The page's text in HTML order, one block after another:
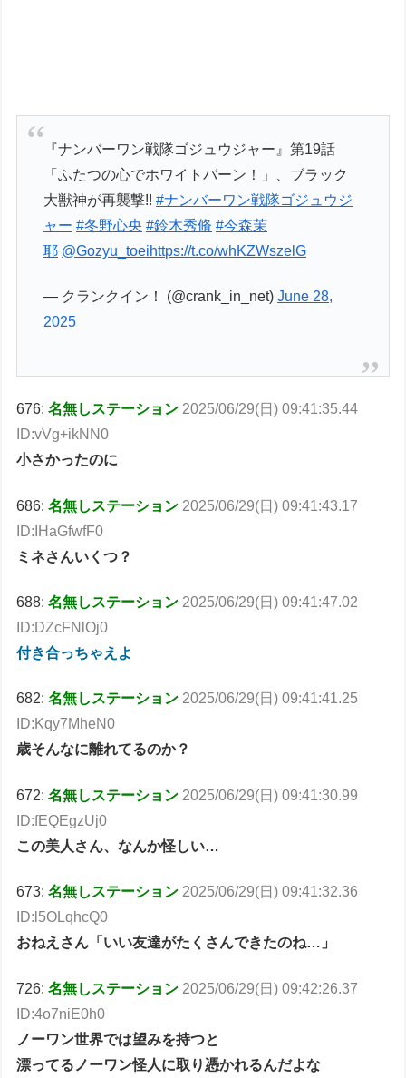
『ナンバーワン戦隊ゴジュウジャー』第19話
「ふたつの心でホワイトバーン！」、ブラック
大獣神が再襲撃!!#ナンバーワン戦隊ゴジュウジ
ャー #冬野心央 #鈴木秀脩 #今森茉
耶 @Gozyu_toeihttps://t.co/whKZWszelG
— クランクイン！ (@crank_in_net)June 28,
2025
676:名無しステーション 2025/06/29(日) 09:41:35.44
ID:vVg+ikNN0
小さかったのに
686:名無しステーション 2025/06/29(日) 09:41:43.17
ID:IHaGfwfF0
ミネさんいくつ？
688:名無しステーション 2025/06/29(日) 09:41:47.02
ID:DZcFNlOj0
付き合っちゃえよ
682:名無しステーション 2025/06/29(日) 09:41:41.25
ID:Kqy7MheN0
歳そんなに離れてるのか？
672:名無しステーション 2025/06/29(日) 09:41:30.99
ID:fEQEgzUj0
この美人さん、なんか怪しい…
673:名無しステーション 2025/06/29(日) 09:41:32.36
ID:l5OLqhcQ0
おねえさん「いい友達がたくさんできたのね…」
726:名無しステーション 2025/06/29(日) 09:42:26.37
ID:4o7niE0h0
ノーワン世界では望みを持つと
漂ってるノーワン怪人に取り憑かれるんだよな